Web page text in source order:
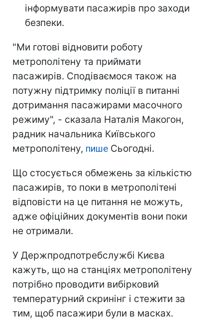
інформувати пасажирів про заходи
безпеки.
"Ми готові відновити роботу
метрополітену та приймати
пасажирів. Сподіваємося також на
потужну підтримку поліції в питанні
дотримання пасажирами масочного
режиму", - сказала Наталія Макогон,
радник начальника Київського
метрополітену, пише Сьогодні.
Що стосується обмежень за кількістю
пасажирів, то поки в метрополітені
відповісти на це питання не можуть,
адже офіційних документів вони поки
не отримали.
У Держпродпотребслужбі Києва
кажуть, що на станціях метрополітену
потрібно проводити вибірковий
температурний скринінг і стежити за
тим, щоб пасажири були в масках.